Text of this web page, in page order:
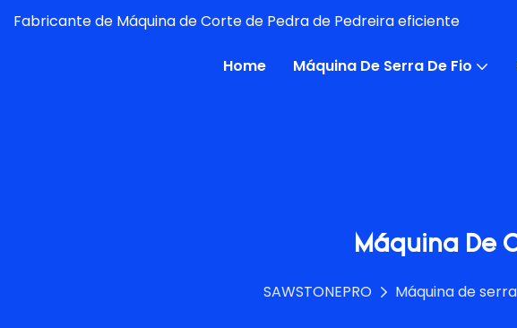
Fabricante de Máquina de Corte de Pedra de Pedreira eficiente
Home Máquina De Serra De Fio
Máquina De
SAWSTONEPRO Máquina de